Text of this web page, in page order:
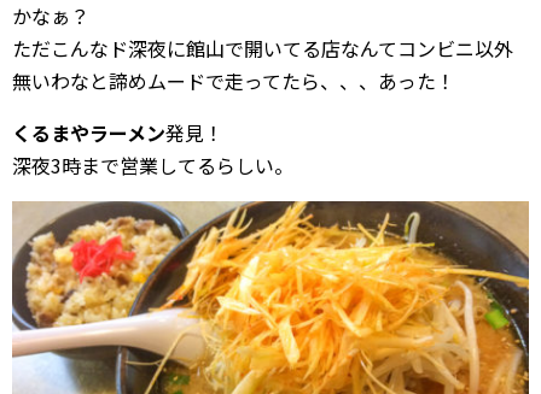
かなぁ？
ただこんなド深夜に館山で開いてる店なんてコンビニ以外
無いわなと諦めムードで走ってたら、、、あった！
くるまやラーメン発見！
深夜3時まで営業してるらしい。